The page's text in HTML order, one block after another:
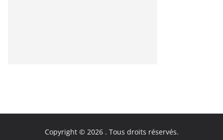
Copyright © 2026 . Tous droits réservés.